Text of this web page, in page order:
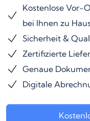
Kostenlose Vor-
bei Ihnen zu
Sicherheit &
Zertifizierte
Genaue
Digitale